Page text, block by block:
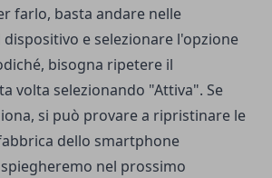
farlo, basta andare nelle
e selezionare l'opzione
bisogna ripetere il
volta selezionando "Attiva". Se
si può provare a ripristinare le
dello smartphone
nel prossimo